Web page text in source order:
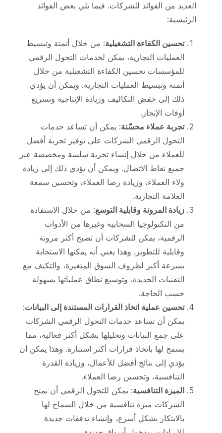
العديد من الفوائد للشركات. فيما يلي بعض الفوائد
الرئيسية:
تحسين الكفاءة التشغيلية: من خلال أتمتة وتبسيط
العمليات التجارية، يمكن لخدمات التحول الرقمي
للمؤسسات تحسين الكفاءة التشغيلية من خلال
أتمتة وتبسيط العمليات التجارية. ويمكن أن يؤدي
ذلك إلى خفض التكاليف وزيادة الإنتاجية وتسريع
أوقات الإنجاز.
تجربة عملاء محسّنة: يمكن أن تساعد خدمات
التحول الرقمي الشركات على توفير تجربة أفضل
للعملاء من خلال إنشاء تجربة سلسة ومخصصة عبر
جميع نقاط الاتصال. ويمكن أن يؤدي ذلك إلى زيادة
ولاء العملاء، وزيادة رضا العملاء، وتحسين سمعة
العلامة التجارية.
زيادة المرونة وقابلية التوسع: من خلال الاستفادة
من التكنولوجيا السحابية وغيرها من الأدوات
الرقمية، يمكن للشركات أن تصبح أكثر مرونة
وقابلية للتطوير. وهذا يعني أنه يمكنها الاستجابة
بسرعة أكبر لظروف السوق المتغيرة، والتكيف مع
التقنيات الجديدة، وتوسيع نطاق عملياتها بسهولة
حسب الحاجة.
تحسين عملية اتخاذ القرارات المستندة إلى البيانات:
يمكن أن تساعد خدمات التحول الرقمي الشركات
على جمع البيانات وتحليلها بشكل أكثر فعالية، مما
يسمح لها باتخاذ قرارات أكثر استنارة. وهذا يمكن أن
يؤدي إلى نتائج أفضل للأعمال، وزيادة القدرة
التنافسية، وتحسين رضا العملاء.
الميزة التنافسية: يمكن للتحول الرقمي أن يمنح
الشركات ميزة تنافسية من خلال السماح لها
بالابتكار بشكل أسرع، وإنشاء تدفقات جديدة